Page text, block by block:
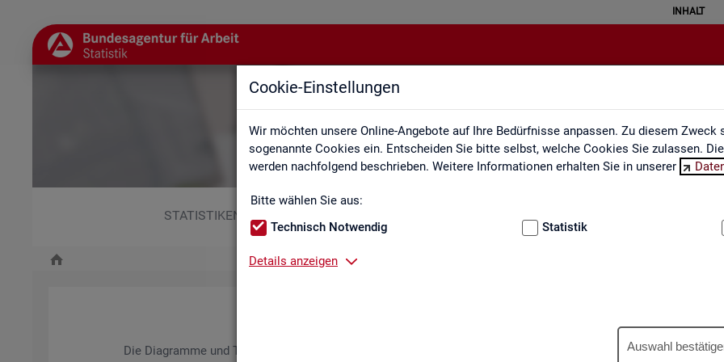
Cookie-Einstellungen
Wir möchten unsere Online-Angebote auf Ihre Bedürfnisse anpassen. Zu diesem Zweck
sogenannte Cookies ein. Entscheiden Sie bitte selbst, welche Cookies Sie zulassen.
werden nachfolgend beschrieben. Weitere Informationen erhalten Sie in unserer
Bitte wählen Sie aus:
Technisch Notwendig
Statistik
Details anzeigen
Auswahl
INHALT
Berufe auf einen Blick
STATISTIKEN
Die Dia­gram­me und Ta­bel­len wer­den jähr­lich ak­tua­li­siert und ent­hal­ten In­for­ma­tio­nen zu den The­men